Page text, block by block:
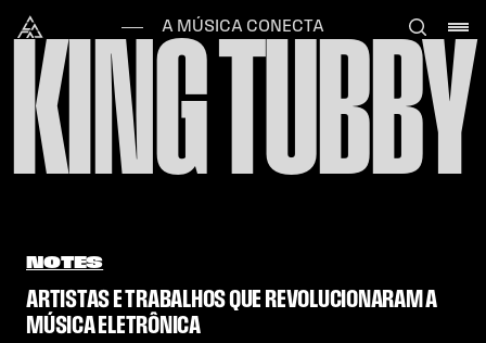
Alataj
A MÚSICA CONECTA
KING TUBBY
NOTES
ARTISTAS E TRABALHOS QUE REVOLUCIONARAM A
MÚSICA ELETRÔNICA